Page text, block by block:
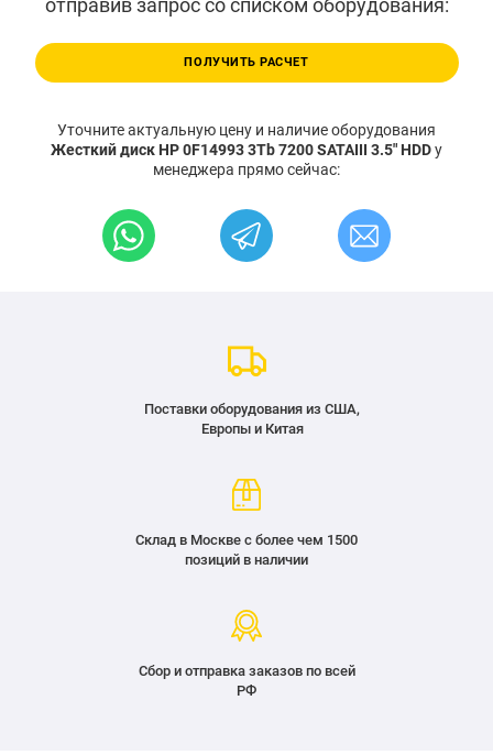
ПОЛУЧИТЬ РАСЧЕТ
Уточните актуальную цену и наличие оборудования
Жесткий диск HP 0F14993 3Tb 7200 SATAIII 3.5" HDDу
менеджера прямо сейчас:
Поставки оборудования из США,
Европы и Китая
Склад в Москве с более чем 1500
позиций в наличии
Сбор и отправка заказов по всей
РФ